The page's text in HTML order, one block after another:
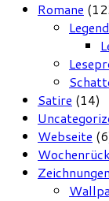
Romane
Satire (14)
Webseite
Zeichnungen